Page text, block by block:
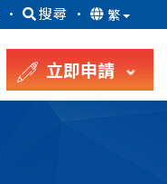
· 搜尋 · 繁
立即申請